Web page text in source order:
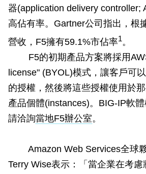
器(application delivery controller;
高佔有率。 Gartner公司指出，根
營收， F5擁有59.1%市佔率1。
F5的初期產品方案將採用
license" (BYOL)模式，讓客戶可
的授權，然後將這些授權使用於
產品個體(instances)。 BIG-IP軟
請洽詢當地F5辦公室。
Amazon Web Services全球
Terry Wise表示：「當企業在考慮